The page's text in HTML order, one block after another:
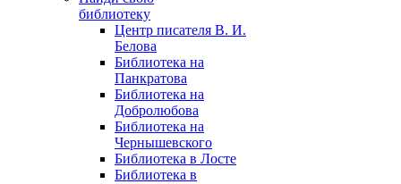
библиотеку
Центр писателя В. И.
Белова
Библиотека на
Панкратова
Библиотека на
Добролюбова
Библиотека на
Чернышевского
Библиотека в Лосте
Библиотека в